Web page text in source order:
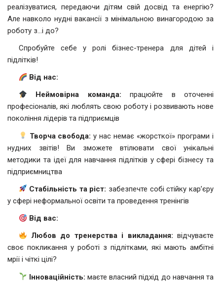
реалізуватися, передаючи дітям свій досвід та енергію?
Але навколо нудні вакансії з мінімальною винагородою за
роботу з…і до?
Спробуйте себе у ролі бізнес-тренера для дітей і
підлітків!
Від нас:
Неймовірна команда: працюйте в оточенні
професіоналів, які люблять свою роботу і розвивають нове
покоління лідерів та підприємців
Творча свобода: у нас немає «жорсткої» програми і
нудних звітів! Ви зможете втілювати свої унікальні
методики та ідеї для навчання підлітків у сфері бізнесу та
підприємництва
Стабільність та ріст: забезпечте собі стійку кар’єру
у сфері неформальної освіти та проведення тренінгів
Від вас:
Любов до тренерства і викладання: відчуваєте
своє покликання у роботі з підлітками, які мають амбітні
мрії і чіткі цілі?
Інноваційність: маєте власний підхід до навчання та